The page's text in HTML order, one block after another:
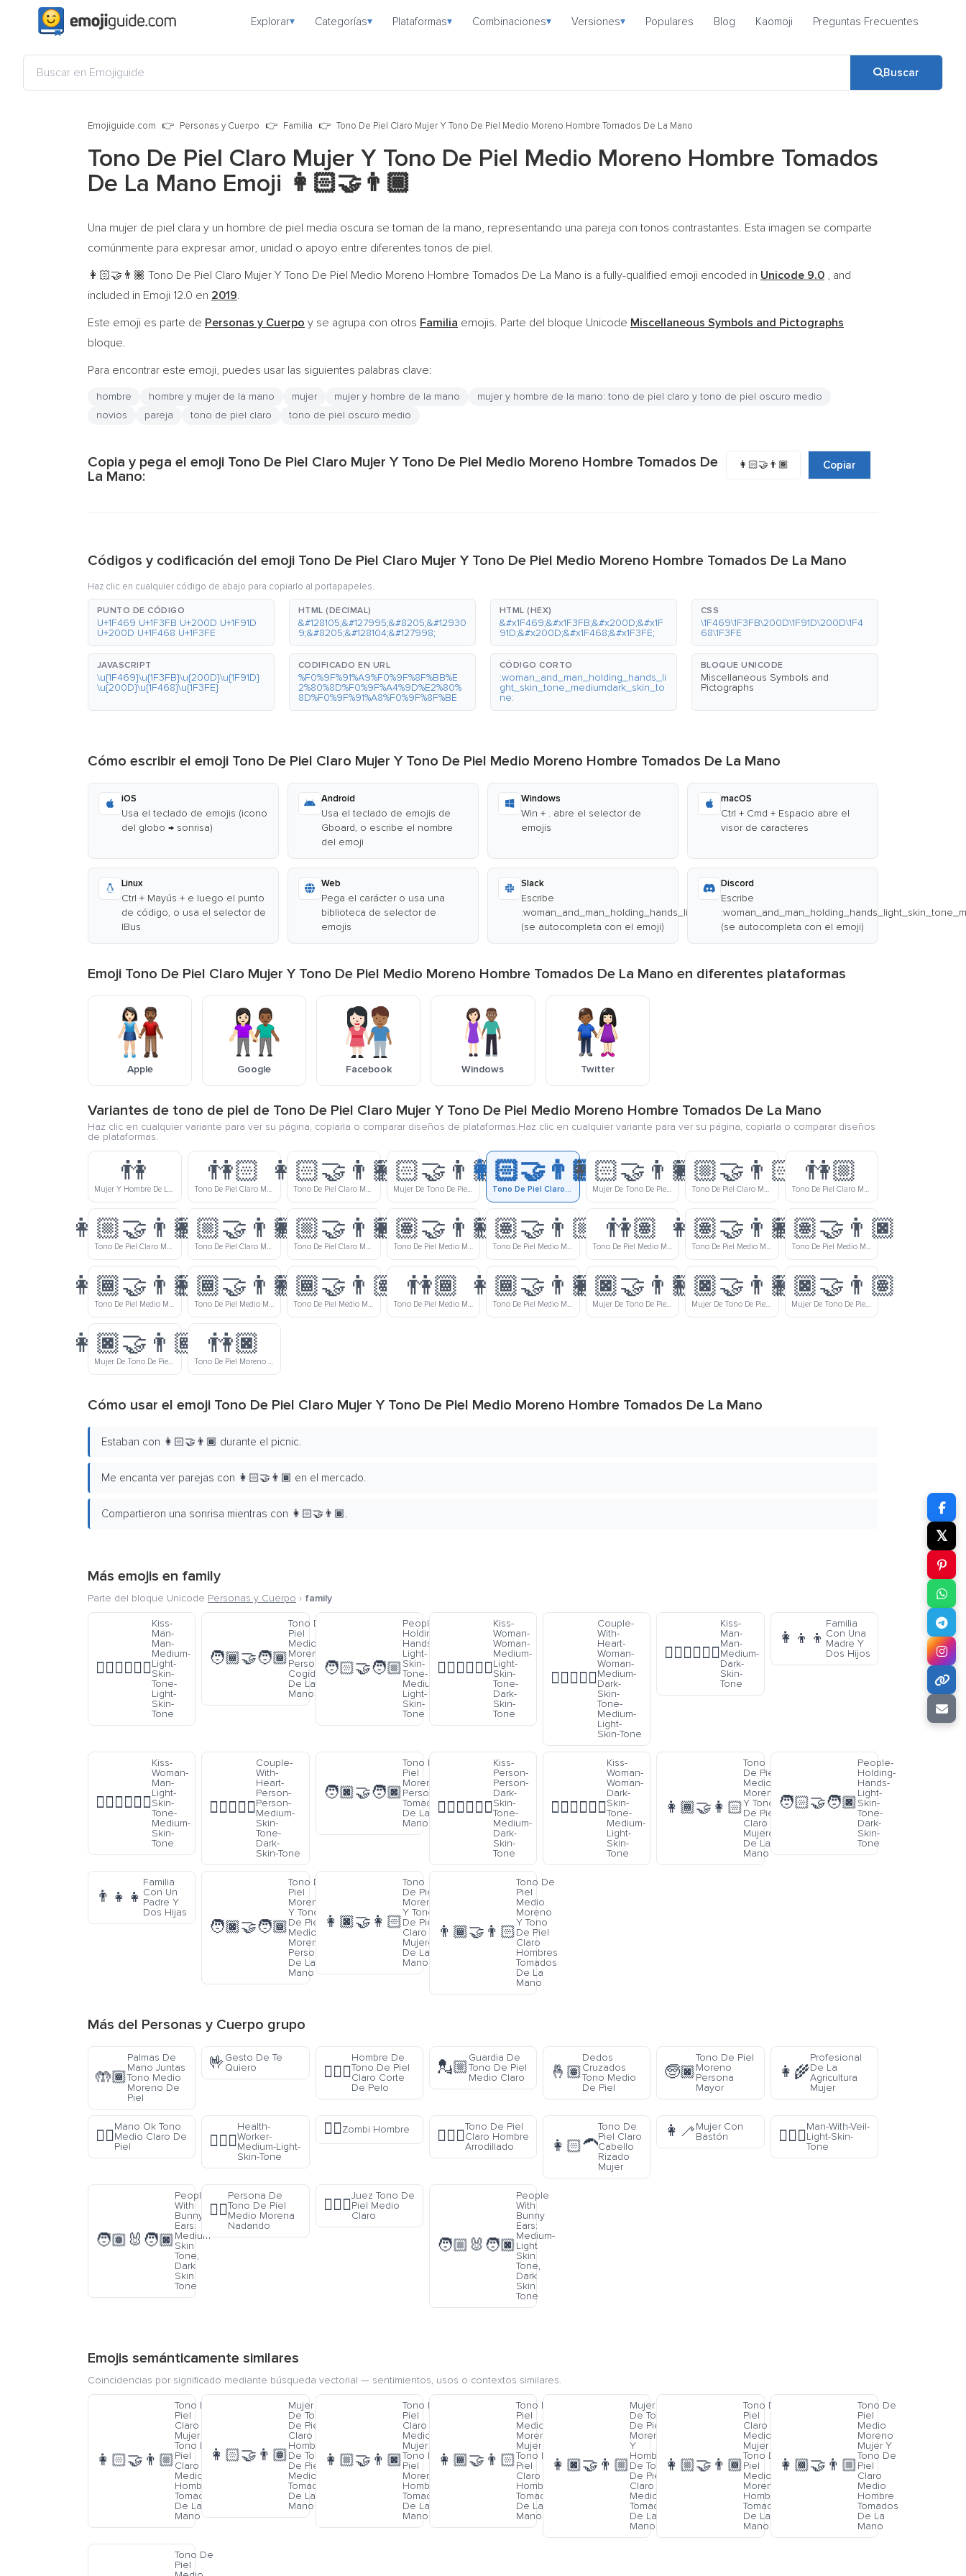
Explorar▾ Categorías▾ Plataformas▾ Combinaciones▾ Versiones▾ Populares Blog Kaomoji Preguntas Frecuentes
Buscar
Emojiguide.com Personas y Cuerpo Familia Tono De Piel Claro Mujer Y Tono De Piel Medio Moreno Hombre Tomados De La Mano
Tono De Piel Claro Mujer Y Tono De Piel Medio Moreno Hombre Tomados
De La Mano Emoji 👩🏻‍🤝‍👨🏾
Una mujer de piel clara y un hombre de piel media oscura se toman de la mano, representando una pareja con tonos contrastantes. Esta imagen se comparte
comúnmente para expresar amor, unidad o apoyo entre diferentes tonos de piel.
👩🏻‍🤝‍👨🏾 Tono De Piel Claro Mujer Y Tono De Piel Medio Moreno Hombre Tomados De La Mano is a fully-qualified emoji encoded in Unicode 9.0 , and
included in Emoji 12.0 en 2019.
Este emoji es parte de Personas y Cuerpo y se agrupa con otros Familia emojis. Parte del bloque Unicode Miscellaneous Symbols and Pictographs
bloque.
Para encontrar este emoji, puedes usar las siguientes palabras clave:
hombre hombre y mujer de la mano mujer mujer y hombre de la mano
mujer y hombre de la mano: tono de piel claro y tono de piel oscuro medio
novios
pareja tono de piel claro tono de piel oscuro medio
Copia y pega el emoji Tono De Piel Claro Mujer Y Tono De Piel Medio Moreno Hombre Tomados De
La Mano:
👩🏻‍🤝‍👨🏾 Copiar
Códigos y codificación del emoji Tono De Piel Claro Mujer Y Tono De Piel Medio Moreno Hombre Tomados De La Mano
Haz clic en cualquier código de abajo para copiarlo al portapapeles.
PUNTO DE CÓDIGO
U+1F469 U+1F3FB U+200D U+1F91D
U+200D U+1F468 U+1F3FE
HTML (DECIMAL)
&#128105;&#127995;&#8205;&#12930
9;&#8205;&#128104;&#127998;
HTML (HEX)
&#x1F469;&#x1F3FB;&#x200D;&#x1F
91D;&#x200D;&#x1F468;&#x1F3FE;
CSS
\1F469\1F3FB\200D\1F91D\200D\1F4
68\1F3FE
JAVASCRIPT
\u{1F469}\u{1F3FB}\u{200D}\u{1F91D}
\u{200D}\u{1F468}\u{1F3FE}
CODIFICADO EN URL
%F0%9F%91%A9%F0%9F%8F%BB%E
2%80%8D%F0%9F%A4%9D%E2%80%
8D%F0%9F%91%A8%F0%9F%8F%BE
CÓDIGO CORTO
:woman_and_man_holding_hands_li
ght_skin_tone_mediumdark_skin_to
ne:
BLOQUE UNICODE
Miscellaneous Symbols and
Pictographs
Cómo escribir el emoji Tono De Piel Claro Mujer Y Tono De Piel Medio Moreno Hombre Tomados De La Mano
iOS
Usa el teclado de emojis (icono
del globo → sonrisa)
Android
Usa el teclado de emojis de
Gboard, o escribe el nombre
del emoji
Windows
Win + . abre el selector de
emojis
macOS
Ctrl + Cmd + Espacio abre el
visor de caracteres
Linux
Ctrl + Mayús + e luego el punto
de código, o usa el selector de
IBus
Web
Pega el carácter o usa una
biblioteca de selector de
emojis
Slack
Escribe
:woman_and_man_holding_hands_light_skin_tone_mediumdark_skin_tone:
(se autocompleta con el emoji)
Discord
Escribe
(se autocompleta con el emoji)
Emoji Tono De Piel Claro Mujer Y Tono De Piel Medio Moreno Hombre Tomados De La Mano en diferentes plataformas
Apple Google Facebook Windows Twitter
Variantes de tono de piel de Tono De Piel Claro Mujer Y Tono De Piel Medio Moreno Hombre Tomados De La Mano
Haz clic en cualquier variante para ver su página, copiarla o comparar diseños de plataformas.Haz clic en cualquier variante para ver su página, copiarla o comparar diseños
de plataformas.
👫
Mujer Y Hombre De La Mano
👫🏻
Tono De Piel Claro Mujer Y Hombre Tomados De La Mano
👩🏻‍🤝‍👨🏼
Tono De Piel Claro Mujer Y Tono De Piel Claro Medio Hombre Tomados De La Mano
👩🏻‍🤝‍👨🏽
Mujer De Tono De Piel Claro Y Hombre De Tono De Piel Medio Tomados De La Mano
👩🏻‍🤝‍👨🏾
Tono De Piel Claro Mujer Y Tono De Piel Medio Moreno Hombre Tomados De La Mano
👩🏻‍🤝‍👨🏿
Mujer De Tono De Piel Claro Y Hombre De Tono De Piel Moreno Tomados De La Mano
👩🏼‍🤝‍👨🏻
Tono De Piel Claro Medio Mujer Y Tono De Piel Claro Hombre Tomados De La Mano
👫🏼
Tono De Piel Claro Medio Mujer Y Hombre Tomados De La Mano
👩🏼‍🤝‍👨🏽
Tono De Piel Claro Medio Mujer Y Tono De Piel Medio Hombre Tomados De La Mano
👩🏼‍🤝‍👨🏾
Tono De Piel Claro Medio Mujer Y Tono De Piel Medio Moreno Hombre Tomados De La Mano
👩🏼‍🤝‍👨🏿
Tono De Piel Claro Medio Mujer Y Tono De Piel Moreno Hombre Tomados De La Mano
👩🏽‍🤝‍👨🏻
Tono De Piel Medio Mujer Y Tono De Piel Claro Hombre Tomados De La Mano
👩🏽‍🤝‍👨🏼
Tono De Piel Medio Mujer Y Tono De Piel Claro Medio Hombre Tomados De La Mano
👫🏽
Tono De Piel Medio Mujer Y Hombre Tomados De La Mano
👩🏽‍🤝‍👨🏾
Tono De Piel Medio Mujer Y Tono De Piel Medio Moreno Hombre Tomados De La Mano
👩🏽‍🤝‍👨🏿
Tono De Piel Medio Mujer Y Tono De Piel Moreno Hombre Tomados De La Mano
👩🏾‍🤝‍👨🏻
Tono De Piel Medio Moreno Mujer Y Tono De Piel Claro Hombre Tomados De La Mano
👩🏾‍🤝‍👨🏼
Tono De Piel Medio Moreno Mujer Y Tono De Piel Claro Medio Hombre Tomados De La Mano
👩🏾‍🤝‍👨🏽
Tono De Piel Medio Moreno Mujer Y Tono De Piel Medio Hombre Tomados De La Mano
👫🏾
Tono De Piel Medio Moreno Mujer Y Hombre Tomados De La Mano
👩🏾‍🤝‍👨🏿
Tono De Piel Medio Moreno Mujer Y Tono De Piel Moreno Hombre Tomados De La Mano
👩🏿‍🤝‍👨🏻
Mujer De Tono De Piel Moreno Y Hombre De Tono De Piel Claro Tomados De La Mano
👩🏿‍🤝‍👨🏼
Mujer De Tono De Piel Moreno Y Hombre De Tono De Piel Claro Medio Tomados De La Mano
👩🏿‍🤝‍👨🏽
Mujer De Tono De Piel Moreno Y Hombre De Tono De Piel Medio Tomados De La Mano
👩🏿‍🤝‍👨🏾
Mujer De Tono De Piel Moreno Y Hombre De Tono De Piel Medio Moreno Tomados De La Mano
👫🏿
Tono De Piel Moreno Mujer Y Hombre Tomados De La Mano
Cómo usar el emoji Tono De Piel Claro Mujer Y Tono De Piel Medio Moreno Hombre Tomados De La Mano
Estaban con 👩🏻‍🤝‍👨🏾 durante el picnic.
Me encanta ver parejas con 👩🏻‍🤝‍👨🏾 en el mercado.
Compartieron una sonrisa mientras con 👩🏻‍🤝‍👨🏾.
Más emojis en family
Parte del bloque Unicode Personas y Cuerpo › family
👨🏼‍❤️‍💋‍👨🏻
Kiss-
Man-
Man-
Medium-
Light-
Skin-
Tone-
Light-
Skin-
Tone
🧑🏾‍🤝‍🧑🏾
Tono De
Piel
Medio
Moreno
Personas
Cogidas
De La
Mano
🧑🏻‍🤝‍🧑🏼
People-
Holding-
Hands-
Light-
Skin-
Tone-
Medium-
Light-
Skin-
Tone
👩🏼‍❤️‍💋‍👩🏿
Kiss-
Woman-
Woman-
Medium-
Light-
Skin-
Tone-
Dark-
Skin-
Tone
👩🏾‍❤️‍👩🏼
Couple-
With-
Heart-
Woman-
Woman-
Medium-
Dark-
Skin-
Tone-
Medium-
Light-
Skin-Tone
👨🏾‍❤️‍💋‍👨🏾
Kiss-
Man-
Man-
Medium-
Dark-
Skin-
Tone
👩‍👦‍👦
Familia
Con Una
Madre Y
Dos Hijos
👩🏻‍❤️‍💋‍👨🏽
Kiss-
Woman-
Man-
Light-
Skin-
Tone-
Medium-
Skin-
Tone
🧑🏽‍❤️‍🧑🏿
Couple-
With-
Heart-
Person-
Person-
Medium-
Skin-
Tone-
Dark-
Skin-Tone
🧑🏿‍🤝‍🧑🏿
Tono De
Piel
Moreno
Personas
Tomados
De La
Mano
🧑🏿‍❤️‍💋‍🧑🏾
Kiss-
Person-
Person-
Dark-
Skin-
Tone-
Medium-
Dark-
Skin-
Tone
👩🏿‍❤️‍💋‍👩🏼
Kiss-
Woman-
Woman-
Dark-
Skin-
Tone-
Medium-
Light-
Skin-
Tone
👩🏾‍🤝‍👩🏻
Tono
De Piel
Medio
Moreno
Y Tono
De Piel
Claro
Mujeres
De La
Mano
🧑🏻‍🤝‍🧑🏿
People-
Holding-
Hands-
Light-
Skin-
Tone-
Dark-
Skin-
Tone
👨‍👧‍👧
Familia
Con Un
Padre Y
Dos Hijas
🧑🏿‍🤝‍🧑🏾
Tono De
Piel
Moreno
Y Tono
De Piel
Medio
Moreno
Personas
De La
Mano
👩🏿‍🤝‍👩🏻
Tono
De Piel
Moreno
Y Tono
De Piel
Claro
Mujeres
De La
Mano
👨🏾‍🤝‍👨🏻
Tono De
Piel
Medio
Moreno
Y Tono
De Piel
Claro
Hombres
Tomados
De La
Mano
Más del Personas y Cuerpo grupo
🤲🏾
Palmas De
Mano Juntas
Tono Medio
Moreno De
Piel
🤟Gesto De Te
Quiero
💇🏻‍♂️
Hombre De
Tono De Piel
Claro Corte
De Pelo
💂🏼
Guardia De
Tono De Piel
Medio Claro
🤞🏽
Dedos
Cruzados
Tono Medio
De Piel
🧓🏿
Tono De Piel
Moreno
Persona
Mayor
👩‍🌾
Profesional
De La
Agricultura
Mujer
👌🏼
Mano Ok Tono
Medio Claro De
Piel
🧑🏼‍⚕️
Health-
Worker-
Medium-Light-
Skin-Tone
🧟‍♂️Zombi Hombre 🧎🏻‍♂️
Tono De Piel
Claro Hombre
Arrodillado
👩🏻‍🦱
Tono De
Piel Claro
Cabello
Rizado
Mujer
👩‍🦯Mujer Con
Bastón
👰🏻‍♂️
Man-With-Veil-
Light-Skin-
Tone
🧑🏽‍🐰‍🧑🏿
People
With
Bunny
Ears:
Medium
Skin
Tone,
Dark
Skin
Tone
🏊🏾
Persona De
Tono De Piel
Medio Morena
Nadando
👨🏼‍⚖️
Juez Tono De
Piel Medio
Claro
🧑🏼‍🐰‍🧑🏿
People
With
Bunny
Ears:
Medium-
Light
Skin
Tone,
Dark
Skin
Tone
Emojis semánticamente similares
Coincidencias por significado mediante búsqueda vectorial — sentimientos, usos o contextos similares.
👩🏻‍🤝‍👨🏼
Tono De
Piel
Claro
Mujer Y
Tono De
Piel
Claro
Medio
Hombre
Tomados
De La
Mano
👩🏻‍🤝‍👨🏽
Mujer
De Tono
De Piel
Claro Y
Hombre
De Tono
De Piel
Medio
Tomados
De La
Mano
👩🏼‍🤝‍👨🏿
Tono De
Piel
Claro
Medio
Mujer Y
Tono De
Piel
Moreno
Hombre
Tomados
De La
Mano
👩🏾‍🤝‍👨🏻
Tono De
Piel
Medio
Moreno
Mujer Y
Tono De
Piel
Claro
Hombre
Tomados
De La
Mano
👩🏿‍🤝‍👨🏼
Mujer
De Tono
De Piel
Moreno
Y
Hombre
De Tono
De Piel
Claro
Medio
Tomados
De La
Mano
👩🏼‍🤝‍👨🏾
Tono De
Piel
Claro
Medio
Mujer Y
Tono De
Piel
Medio
Moreno
Hombre
Tomados
De La
Mano
👩🏾‍🤝‍👨🏼
Tono De
Piel
Medio
Moreno
Mujer Y
Tono De
Piel
Claro
Medio
Hombre
Tomados
De La
Mano
Tono De
Piel
𝕏